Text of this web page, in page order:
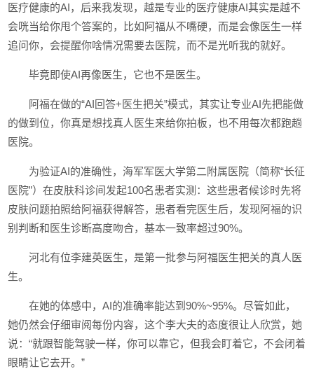
医疗健康的AI，后来我发现，越是专业的医疗健康AI其实是越不
会咣当给你甩个答案的，比如阿福从不嘴硬，而是会像医生一样
追问你，会提醒你啥情况需要去医院，而不是光听我的就好。
毕竟即使AI再像医生，它也不是医生。
阿福在做的“AI回答+医生把关”模式，其实让专业AI先把能做
的做到位，你真是想找真人医生来给你拍板，也不用每次都跑趟
医院。
为验证AI的准确性，海军军医大学第二附属医院（简称“长征
医院”）在皮肤科诊间发起100名患者实测：这些患者候诊时先将
皮肤问题拍照给阿福获得解答，患者看完医生后，发现阿福的识
别判断和医生诊断高度吻合，基本一致率超过90%。
河北有位李建英医生，是第一批参与阿福医生把关的真人医
生。
在她的体感中，AI的准确率能达到90%~95%。尽管如此，
她仍然会仔细审阅每份内容，这个李大夫的态度很让人欣赏，她
说：“就跟智能驾驶一样，你可以靠它，但我会盯着它，不会闭着
眼睛让它去开。”